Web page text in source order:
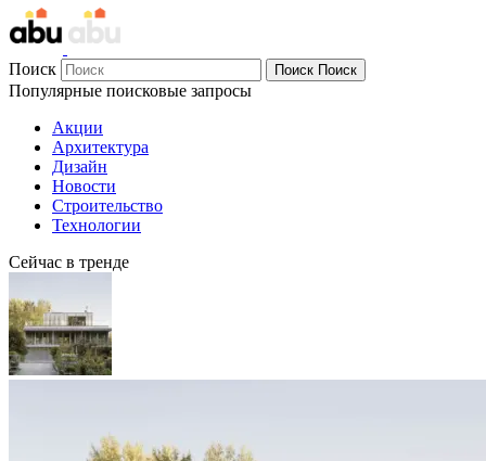
Поиск Поиск Поиск
Популярные поисковые запросы
Акции
Архитектура
Дизайн
Новости
Строительство
Технологии
Сейчас в тренде